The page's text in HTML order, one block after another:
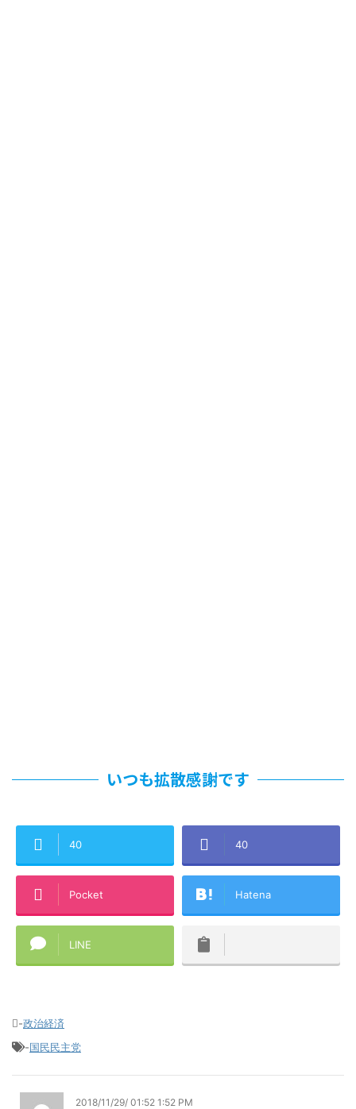
いつも拡散感謝です
40 40
Pocket Hatena
LINE
-政治経済
-国民民主党
2018/11/29/ 01:52 1:52 PM